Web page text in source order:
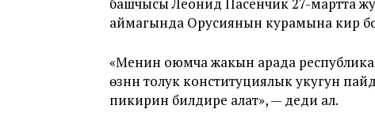
аймагында Орусиянын курамына кирүү
«Менин оюмча жакын арада
өзүнүн толук конституциялык укугун
пикирин билдире алат», — деди ал.